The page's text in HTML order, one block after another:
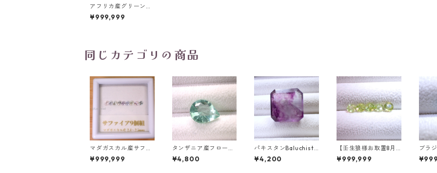
アフリカ産グリーンサ
ファイア ハートシェイ
プカットルース 0.93c
¥999,999
同じカテゴリの商品
マダガスカル産サファ
イア ルース 9個組 2.4
～2.5mm
¥999,999
タンザニア産フローラ
イト(蛍光) ペアシェイ
プカットルース 5.46c
¥4,800
パキスタンBaluchista
n鉱山産フローライト
スクエアカットルース
¥4,200
【壬生狼様お取置8月
下旬まで】マダガスカ
ル産スフェーン ラウン
¥999,999
ブラ
ート
ーク